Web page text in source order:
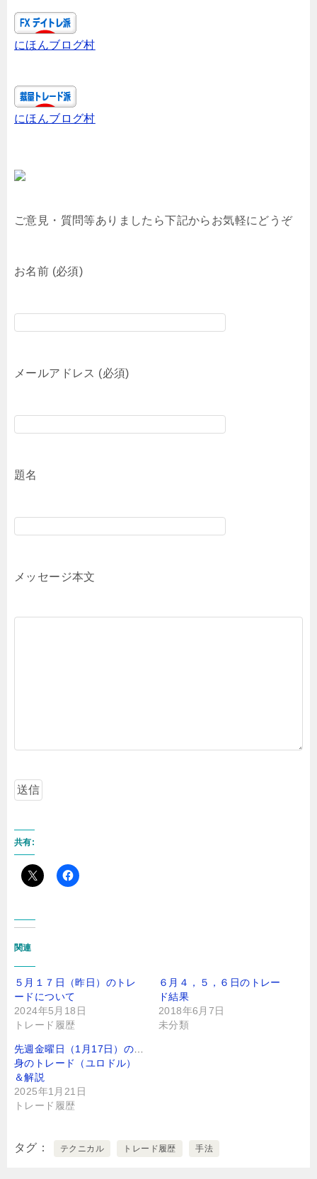
にほんブログ村
にほんブログ村
ご意見・質問等ありましたら下記からお気軽にどうぞ
お名前 (必須)
メールアドレス (必須)
題名
メッセージ本文
共有:
関連
５月１７日（昨日）のトレ
ードについて
2024年5月18日
トレード履歴
６月４，５，６日のトレー
ド結果
2018年6月7日
未分類
先週金曜日（1月17日）の自
身のトレード（ユロドル）
＆解説
2025年1月21日
トレード履歴
タグ テクニカル トレード履歴 手法